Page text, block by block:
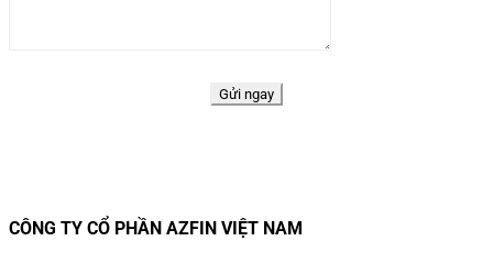
CÔNG TY CỔ PHẦN AZFIN VIỆT NAM